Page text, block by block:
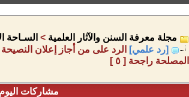
مجلة معرفة السنن والآثار العلمية > السـاحة
[رد علمي]
الرد على من أجاز إعلان
المصلحة راجحة [ ٥ ]
مشاركات اليوم